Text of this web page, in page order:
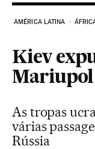
AMÉRICA LATINA
Kiev
Mariupol
As tropas
várias
Rússia